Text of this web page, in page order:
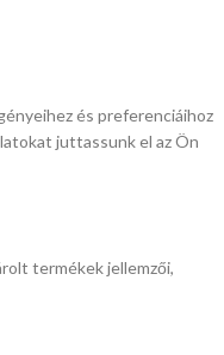
és preferenciáihoz
juttassunk el az Ön
termékek jellemzői,